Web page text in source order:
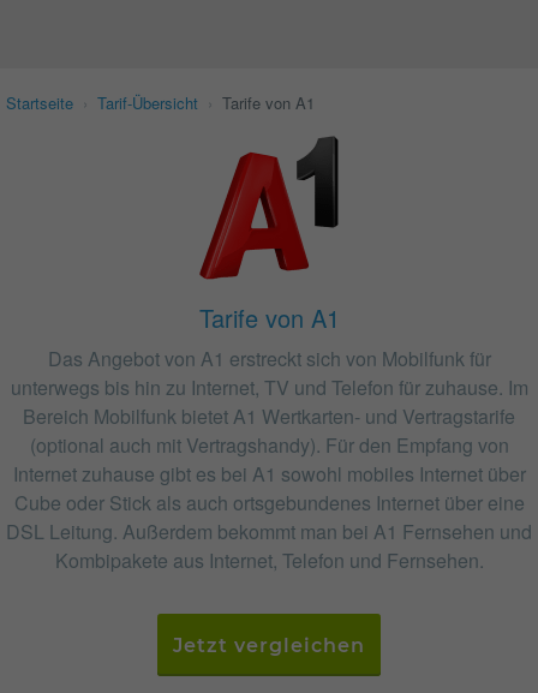
Startseite Tarif-Übersicht Tarife von A1
Tarife von A1
Das Angebot von A1 erstreckt sich von Mobilfunk für
unterwegs bis hin zu Internet, TV und Telefon für zuhause. Im
Bereich Mobilfunk bietet A1 Wertkarten- und Vertragstarife
(optional auch mit Vertragshandy). Für den Empfang von
Internet zuhause gibt es bei A1 sowohl mobiles Internet über
Cube oder Stick als auch ortsgebundenes Internet über eine
DSL Leitung. Außerdem bekommt man bei A1 Fernsehen und
Kombipakete aus Internet, Telefon und Fernsehen.
Jetzt vergleichen